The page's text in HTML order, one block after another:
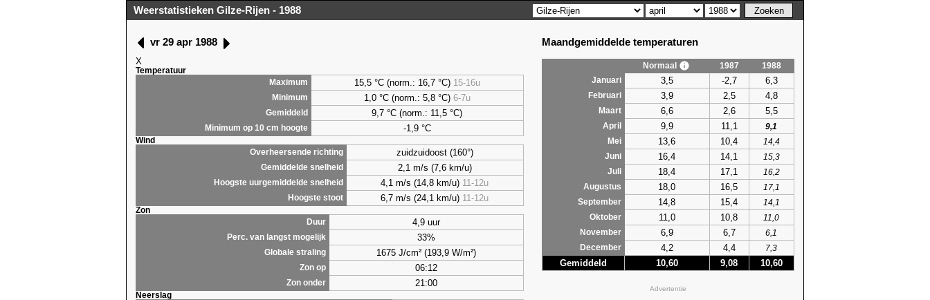
Weerstatistieken Gilze-Rijen - 1988
vr 29 apr 1988
X
Temperatuur
Maximum
15,5 °C (norm.: 16,7 °C) 15-16u
Minimum 1,0°C (norm.: 5,8 °C) 6-7u
Gemiddeld 9,7 °C (norm.: 11,5 °C)
Minimum op 10 cm hoogte -1,9 °C
Wind
Overheersende richting
zuidzuidoost (160°)
Gemiddelde snelheid 2,1 m/s (7,6 km/u)
Hoogste uurgemiddelde snelheid 4,1 m/s (14,8 km/u) 11-12u
Hoogste stoot 6,7 m/s (24,1 km/u) 11-12u
Zon
Duur
4,9 uur
Perc. van langst mogelijk 33%
Globale straling 1675 J/cm² (193,9 W/m²)
Zon op 06:12
Zon onder 21:00
Neerslag
Maandgemiddelde temperaturen
Normaal 1987
1988
Januari
3,5 -2,7 6,3
Februari 3,9 2,5 4,8
Maart 6,6 2,6 5,5
April 9,9 11,1
9,1
Mei
13,6 10,4
14,4
Juni
16,4 14,1
15,3
Juli
18,4 17,1
16,2
Augustus
18,0 16,5
17,1
September
14,8 15,4
14,1
Oktober
11,0 10,8
11,0
November
6,9 6,7
6,1
December
4,2 4,4 7,3
Gemiddeld 10,60 9,08 10,60
Advertentie